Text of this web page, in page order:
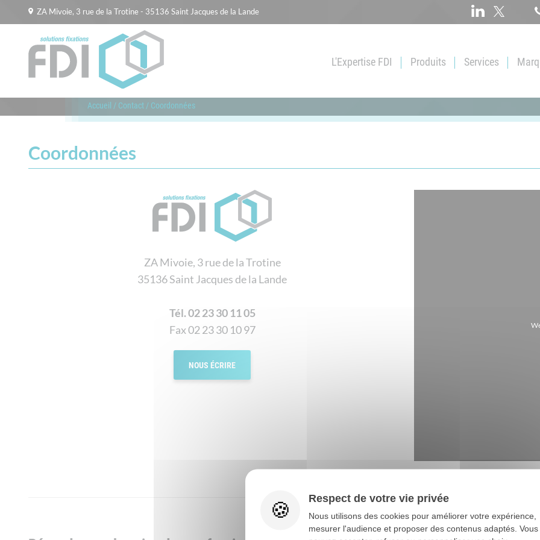
ZA Mivoie, 3 rue de la Trotine - 35136 Saint Jacques de la Lande
L'Expertise FDI
Service logistique
Démarche qualité
Produits
Ecrous
Tige filetée
Services
Traitements de
Commande
Accueil / Contact/ Coordonnées
Coordonnées
ZA Mivoie, 3 rue de la Trotine
35136 Saint Jacques de la Lande
Tél. 02 23 30 11 05
Fax 02 23 30 10 97
NOUS ÉCRIRE
Respect de votre vie privée
Nous utilisons des cookies pour améliorer votre expérience,
mesurer l'audience et proposer des contenus adaptés. Vous